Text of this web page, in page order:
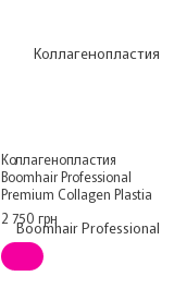
Коллагенопластия
Boomhair Professional
Premium Collagen Plastia
для волос 500 мл
2 750 грн